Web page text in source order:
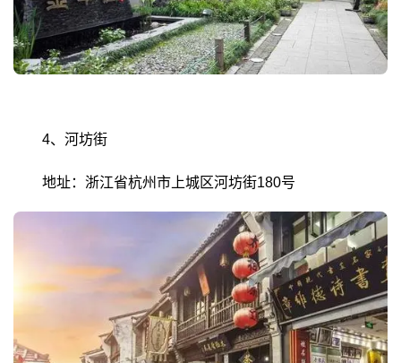
4、河坊街
地址：浙江省杭州市上城区河坊街180号